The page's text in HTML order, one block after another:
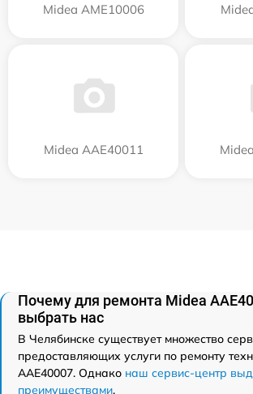
Midea AME10006
Midea AAE40011
Почему для ремонта Midea
выбрать нас
В Челябинске существует множество
предоставляющих услуги по ремонту
AAE40007. Однако наш сервис-центр
преимуществами.